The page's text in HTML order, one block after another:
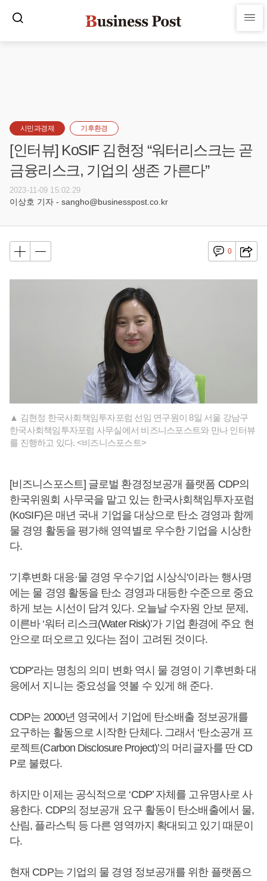
시민과경제 기후환경
[인터뷰] KoSIF 김현정 “워터리스크는 곧
금융리스크, 기업의 생존 가른다”
2023-11-09 15:02:29
이상호 기자 - sangho@businesspost.co.kr
0
▲ 김현정 한국사회책임투자포럼 선임 연구원이 8일 서울 강남구
한국사회책임투자포럼 사무실에서 비즈니스포스트와 만나 인터뷰
를 진행하고 있다. <비즈니스포스트>
[비즈니스포스트] 글로벌 환경정보공개 플랫폼 CDP의
한국위원회 사무국을 맡고 있는 한국사회책임투자포럼
(KoSIF)은 매년 국내 기업을 대상으로 탄소 경영과 함께
물 경영 활동을 평가해 영역별로 우수한 기업을 시상한
다.
'기후변화 대응·물 경영 우수기업 시상식'이라는 행사명
에는 물 경영 활동을 탄소 경영과 대등한 수준으로 중요
하게 보는 시선이 담겨 있다. 오늘날 수자원 안보 문제,
이른바 ‘워터 리스크(Water Risk)’가 기업 환경에 주요 현
안으로 떠오르고 있다는 점이 고려된 것이다.
'CDP'라는 명칭의 의미 변화 역시 물 경영이 기후변화 대
응에서 지니는 중요성을 엿볼 수 있게 해 준다.
CDP는 2000년 영국에서 기업에 탄소배출 정보공개를
요구하는 활동으로 시작한 단체다. 그래서 ‘탄소공개 프
로젝트(Carbon Disclosure Project)’의 머리글자를 딴 CD
P로 불렸다.
하지만 이제는 공식적으로 ‘CDP’ 자체를 고유명사로 사
용한다. CDP의 정보공개 요구 활동이 탄소배출에서 물,
산림, 플라스틱 등 다른 영역까지 확대되고 있기 때문이
다.
현재 CDP는 기업의 물 경영 정보공개를 위한 플랫폼으